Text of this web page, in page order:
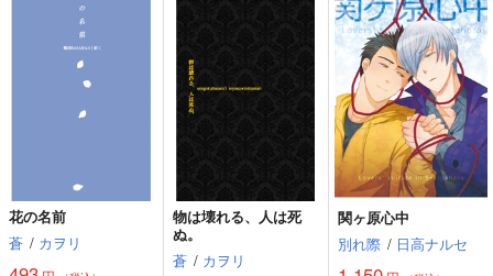
花の名前
蒼 / カヲリ
物は壊れる、人は死
ぬ。
蒼 / カヲリ
関ヶ原心中
別れ際 / 日高ナルセ